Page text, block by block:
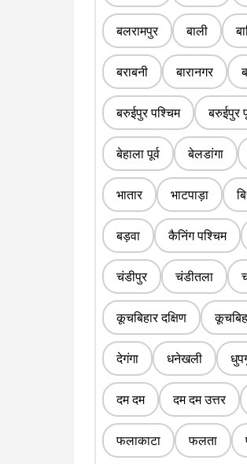
बलरामपुर बाली
बराबनी बारानगर
बरुईपुर पश्चिम बरुईपुर
बेहाला पूर्व बेलडांगा
भातार भाटपाड़ा
बड़वा कैनिंग पश्चिम
चंडीपुर चंडीतला
कूचबिहार दक्षिण
देगंगा धनेखली
दम दम दम दम उत्तर
फलाकाटा फलता